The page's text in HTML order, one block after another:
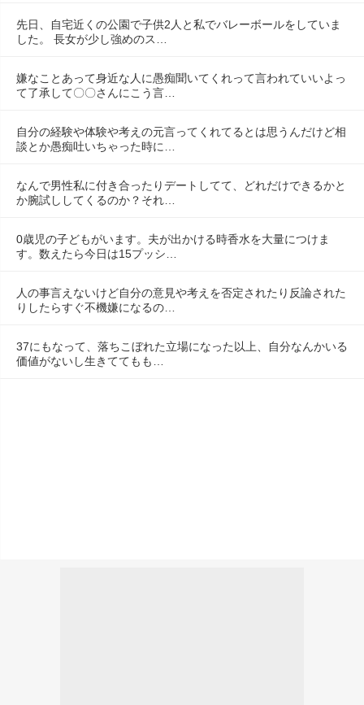
先日、自宅近くの公園で子供2人と私でバレーボールをしていま
した。 長女が少し強めのス…
嫌なことあって身近な人に愚痴聞いてくれって言われていいよっ
て了承して〇〇さんにこう言…
自分の経験や体験や考えの元言ってくれてるとは思うんだけど相
談とか愚痴吐いちゃった時に…
なんで男性私に付き合ったりデートしてて、どれだけできるかと
か腕試ししてくるのか？それ…
0歳児の子どもがいます。夫が出かける時香水を大量につけま
す。数えたら今日は15プッシ…
人の事言えないけど自分の意見や考えを否定されたり反論された
りしたらすぐ不機嫌になるの…
37にもなって、落ちこぼれた立場になった以上、自分なんかいる
価値がないし生きててもも…